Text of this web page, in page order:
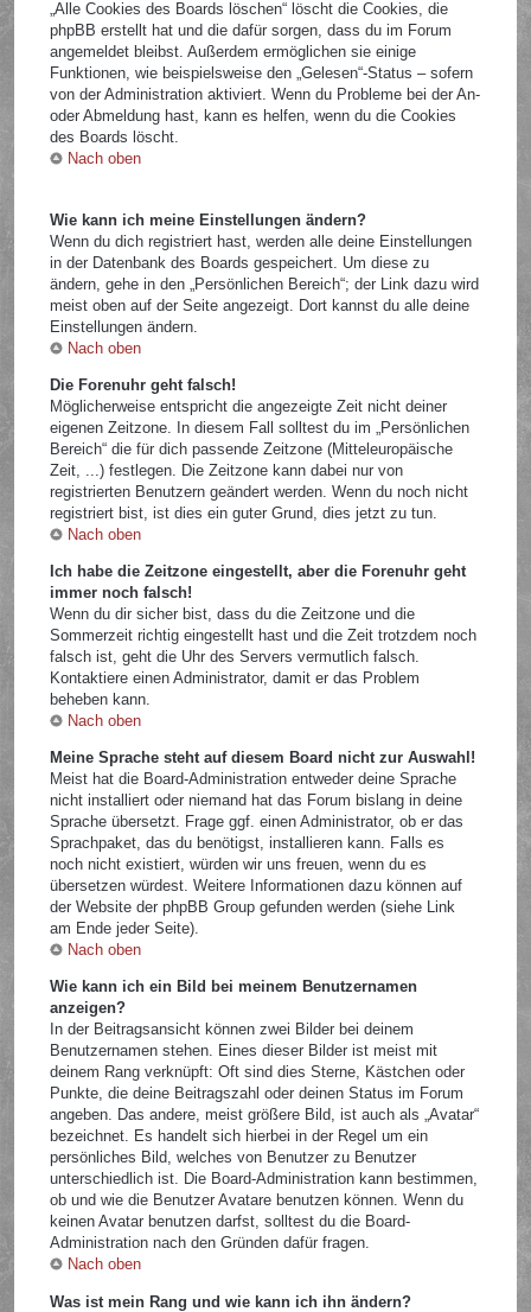
„Alle Cookies des Boards löschen“ löscht die Cookies, die
phpBB erstellt hat und die dafür sorgen, dass du im Forum
angemeldet bleibst. Außerdem ermöglichen sie einige
Funktionen, wie beispielsweise den „Gelesen“-Status – sofern
von der Administration aktiviert. Wenn du Probleme bei der An-
oder Abmeldung hast, kann es helfen, wenn du die Cookies
des Boards löscht.
Nach oben
Wie kann ich meine Einstellungen ändern?
Wenn du dich registriert hast, werden alle deine Einstellungen
in der Datenbank des Boards gespeichert. Um diese zu
ändern, gehe in den „Persönlichen Bereich“; der Link dazu wird
meist oben auf der Seite angezeigt. Dort kannst du alle deine
Einstellungen ändern.
Nach oben
Die Forenuhr geht falsch!
Möglicherweise entspricht die angezeigte Zeit nicht deiner
eigenen Zeitzone. In diesem Fall solltest du im „Persönlichen
Bereich“ die für dich passende Zeitzone (Mitteleuropäische
Zeit, ...) festlegen. Die Zeitzone kann dabei nur von
registrierten Benutzern geändert werden. Wenn du noch nicht
registriert bist, ist dies ein guter Grund, dies jetzt zu tun.
Nach oben
Ich habe die Zeitzone eingestellt, aber die Forenuhr geht
immer noch falsch!
Wenn du dir sicher bist, dass du die Zeitzone und die
Sommerzeit richtig eingestellt hast und die Zeit trotzdem noch
falsch ist, geht die Uhr des Servers vermutlich falsch.
Kontaktiere einen Administrator, damit er das Problem
beheben kann.
Nach oben
Meine Sprache steht auf diesem Board nicht zur Auswahl!
Meist hat die Board-Administration entweder deine Sprache
nicht installiert oder niemand hat das Forum bislang in deine
Sprache übersetzt. Frage ggf. einen Administrator, ob er das
Sprachpaket, das du benötigst, installieren kann. Falls es
noch nicht existiert, würden wir uns freuen, wenn du es
übersetzen würdest. Weitere Informationen dazu können auf
der Website der phpBB Group gefunden werden (siehe Link
am Ende jeder Seite).
Nach oben
Wie kann ich ein Bild bei meinem Benutzernamen
anzeigen?
In der Beitragsansicht können zwei Bilder bei deinem
Benutzernamen stehen. Eines dieser Bilder ist meist mit
deinem Rang verknüpft: Oft sind dies Sterne, Kästchen oder
Punkte, die deine Beitragszahl oder deinen Status im Forum
angeben. Das andere, meist größere Bild, ist auch als „Avatar“
bezeichnet. Es handelt sich hierbei in der Regel um ein
persönliches Bild, welches von Benutzer zu Benutzer
unterschiedlich ist. Die Board-Administration kann bestimmen,
ob und wie die Benutzer Avatare benutzen können. Wenn du
keinen Avatar benutzen darfst, solltest du die Board-
Administration nach den Gründen dafür fragen.
Nach oben
Was ist mein Rang und wie kann ich ihn ändern?